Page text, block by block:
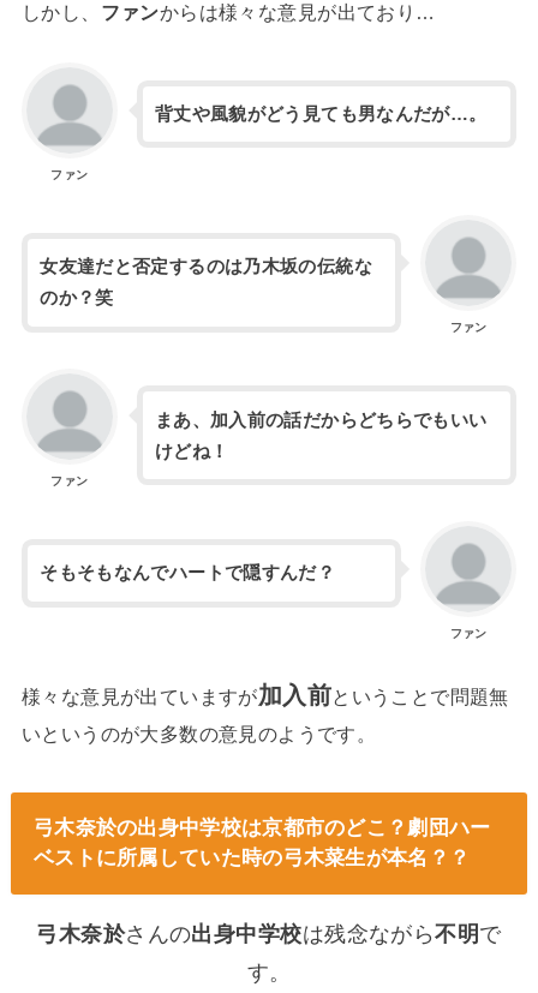
しかし、 ファンからは様々な意見が出ており…
ファン
背丈や風貌がどう見ても男なんだが…。
ファン
女友達だと否定するのは乃木坂の伝統な
のか？笑
ファン
まあ、加入前の話だからどちらでもいい
けどね！
ファン
そもそもなんでハートで隠すんだ？
様々な意見が出ていますが加入前ということで問題無
いというのが大多数の意見のようです。
弓木奈於の出身中学校は京都市のどこ？劇団ハー
ベストに所属していた時の弓木菜生が本名？？
弓木奈於さんの出身中学校は残念ながら不明 で
す。